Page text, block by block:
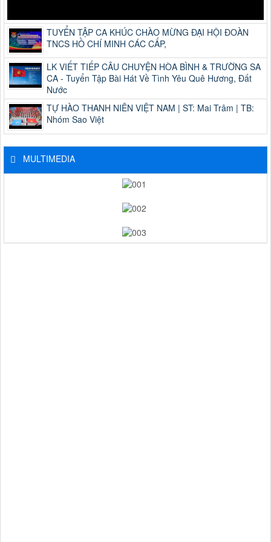
TUYỂN TẬP CA KHÚC CHÀO MỪNG ĐẠI HỘI ĐOÀN
TNCS HỒ CHÍ MINH CÁC CẤP,
LK VIẾT TIẾP CÂU CHUYỆN HÒA BÌNH & TRƯỜNG SA
CA - Tuyển Tập Bài Hát Về Tình Yêu Quê Hương, Đất
Nước
TỰ HÀO THANH NIÊN VIỆT NAM | ST: Mai Trâm | TB:
Nhóm Sao Việt
MULTIMEDIA